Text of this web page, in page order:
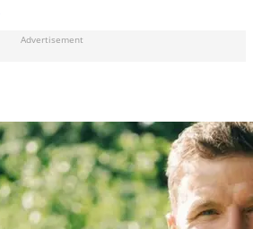
Advertisement